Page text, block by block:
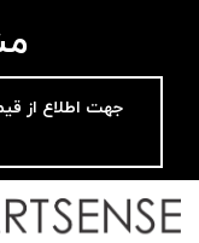
جهت اطلاع از